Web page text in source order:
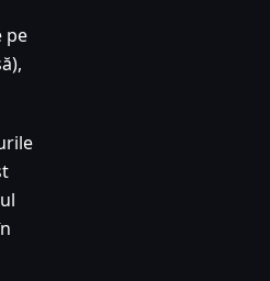
pe